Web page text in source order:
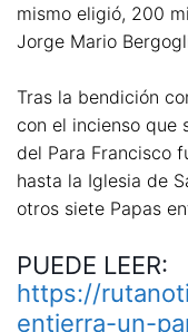
mismo eligió, 200
Jorge Mario
Tras la bendición
con el incienso que
del Para Francisco
hasta la Iglesia de
otros siete Papas
PUEDE LEER:
https://
entierra-un-